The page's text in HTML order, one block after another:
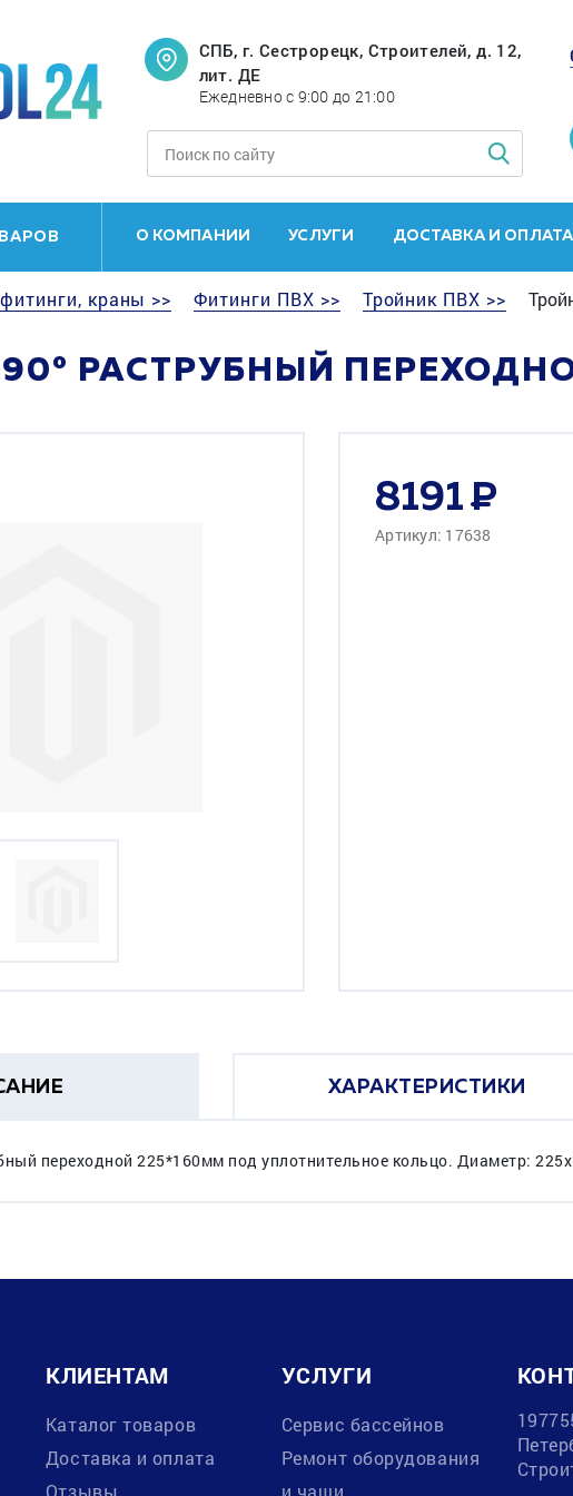
СПБ, г. Сестрорецк, Строителей, д. 12,
лит. ДЕ
Ежедневно с 9:00 до 21:00
О КОМПАНИИ УСЛУГИ ДОСТАВКА И ОПЛАТА
краны >> Фитинги ПВХ >> Тройник ПВХ >>
РАСТРУБНЫЙ
8191
Артикул: 17638
ХАРАКТЕРИСТИКИ
переходной 225*160мм под уплотнительное кольцо. Диаметр:
КЛИЕНТАМ
Каталог товаров
Доставка и оплата
Отзывы
УСЛУГИ
Сервис бассейнов
Ремонт оборудования
и чаши